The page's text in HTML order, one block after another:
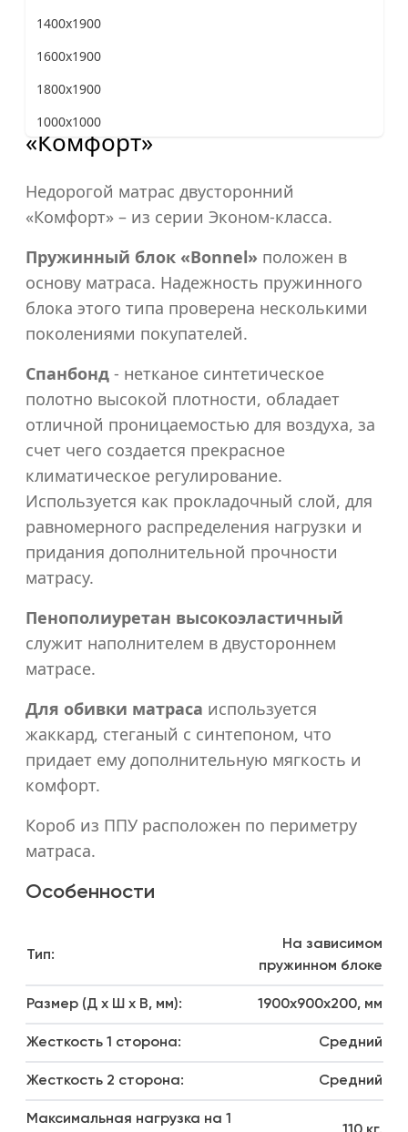
1400x1900
1600x1900
1800x1900
1000x1000
800x2000
900x2000
1200x2000
1400x2000
1600x2000
1800x2000
«Комфорт»
Недорогой матрас двусторонний
«Комфорт» – из серии Эконом-класса.
Пружинный блок «Bonnel» положен в
основу матраса. Надежность пружинного
блока этого типа проверена несколькими
поколениями покупателей.
Спанбонд - нетканое синтетическое
полотно высокой плотности, обладает
отличной проницаемостью для воздуха, за
счет чего создается прекрасное
климатическое регулирование.
Используется как прокладочный слой, для
равномерного распределения нагрузки и
придания дополнительной прочности
матрасу.
Пенополиуретан высокоэластичный
служит наполнителем в двустороннем
матрасе.
Для обивки матраса используется
жаккард, стеганый с синтепоном, что
придает ему дополнительную мягкость и
комфорт.
Короб из ППУ расположен по периметру
матраса.
Особенности
Тип:
На зависимом
пружинном блоке
Размер (Д х Ш х В, мм): 1900x900x200, мм
Жесткость 1 сторона: Средний
Жесткость 2 сторона: Средний
Максимальная нагрузка на 1